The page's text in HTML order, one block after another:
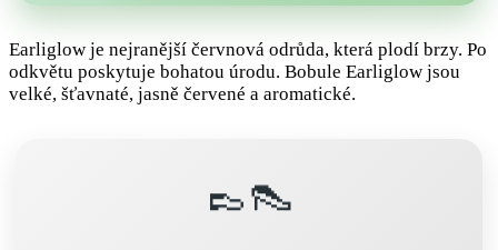
Earliglow je nejranější červnová odrůda, která plodí brzy. Po
odkvětu poskytuje bohatou úrodu. Bobule Earliglow jsou
velké, šťavnaté, jasně červené a aromatické.
👞👠